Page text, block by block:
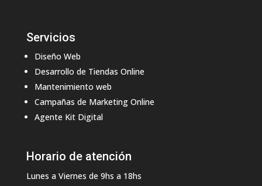
Servicios
Diseño Web
Desarrollo de Tiendas Online
Mantenimiento web
Campañas de Marketing Online
Agente Kit Digital
Horario de atención
Lunes a Viernes de 9hs a 18hs